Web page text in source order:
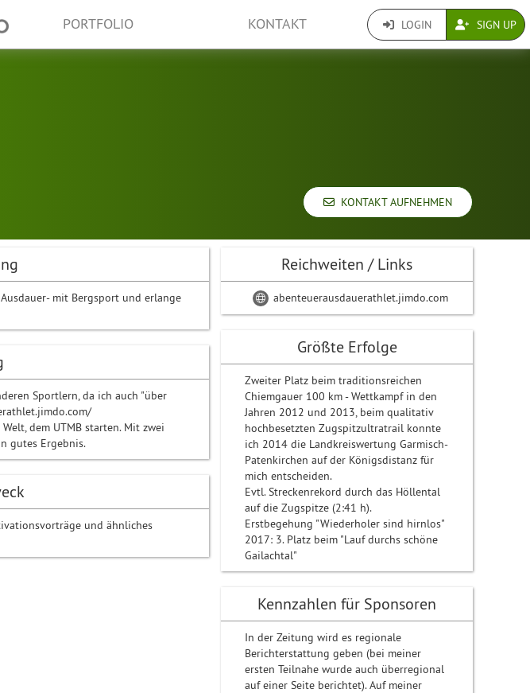
PORTFOLIO KONTAKT LOGIN SIGN UP
KONTAKT AUFNEHMEN
mit Bergsport und erlange
Sportlern, da ich auch "über
dem UTMB starten. Mit zwei
gutes Ergebnis.
und ähnliches
Reichweiten / Links
abenteuerausdauerathlet.jimdo.com
Größte Erfolge
Zweiter Platz beim traditionsreichen
Chiemgauer 100 km - Wettkampf in den
Jahren 2012 und 2013, beim qualitativ
hochbesetzten Zugspitzultratrail konnte
ich 2014 die Landkreiswertung Garmisch-
Patenkirchen auf der Königsdistanz für
mich entscheiden.
Evtl. Streckenrekord durch das Höllental
auf die Zugspitze (2:41 h).
Erstbegehung "Wiederholer sind hirnlos"
2017: 3. Platz beim "Lauf durchs schöne
Gailachtal"
Kennzahlen für Sponsoren
In der Zeitung wird es regionale
Berichterstattung geben (bei meiner
ersten Teilnahe wurde auch überregional
auf einer Seite berichtet). Auf meiner